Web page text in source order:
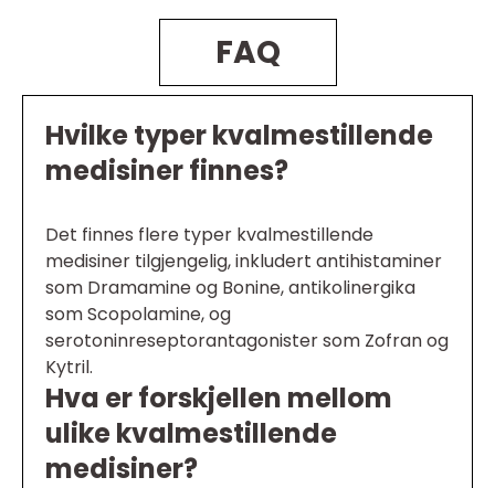
FAQ
Hvilke typer kvalmestillende
medisiner finnes?
Det finnes flere typer kvalmestillende
medisiner tilgjengelig, inkludert antihistaminer
som Dramamine og Bonine, antikolinergika
som Scopolamine, og
serotoninreseptorantagonister som Zofran og
Kytril.
Hva er forskjellen mellom
ulike kvalmestillende
medisiner?